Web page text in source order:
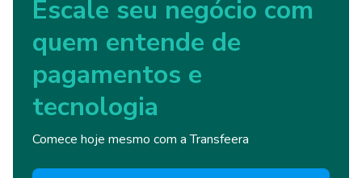
Escale seu negócio com
quem entende de
pagamentos e
tecnologia
Comece hoje mesmo com a Transfeera